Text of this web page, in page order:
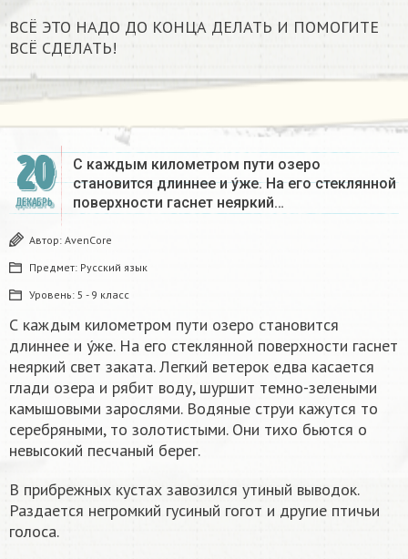
ВСЁ ЭТО НАДО ДО КОНЦА ДЕЛАТЬ И ПОМОГИТЕ
ВСЁ СДЕЛАТЬ!
20
ДЕКАБРЬ
С каждым километром пути озеро
становится длиннее и ýже. На его стеклянной
поверхности гаснет неяркий…
Автор: AvenCore
Предмет: Русский язык
Уровень: 5 - 9 класс
С каждым километром пути озеро становится
длиннее и ýже. На его стеклянной поверхности гаснет
неяркий свет заката. Легкий ветерок едва касается
глади озера и рябит воду, шуршит темно-зелеными
камышовыми зарослями. Водяные струи кажутся то
серебряными, то золотистыми. Они тихо бьются о
невысокий песчаный берег.
В прибрежных кустах завозился утиный выводок.
Раздается негромкий гусиный гогот и другие птичьи
голоса.